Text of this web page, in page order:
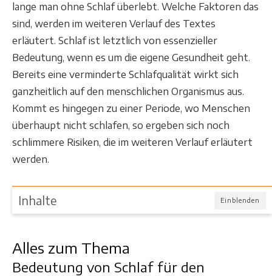
lange man ohne Schlaf überlebt. Welche Faktoren das
sind, werden im weiteren Verlauf des Textes
erläutert. Schlaf ist letztlich von essenzieller
Bedeutung, wenn es um die eigene Gesundheit geht.
Bereits eine verminderte Schlafqualität wirkt sich
ganzheitlich auf den menschlichen Organismus aus.
Kommt es hingegen zu einer Periode, wo Menschen
überhaupt nicht schlafen, so ergeben sich noch
schlimmere Risiken, die im weiteren Verlauf erläutert
werden.
Einblenden
Inhalte
Alles zum Thema
Bedeutung von Schlaf für den